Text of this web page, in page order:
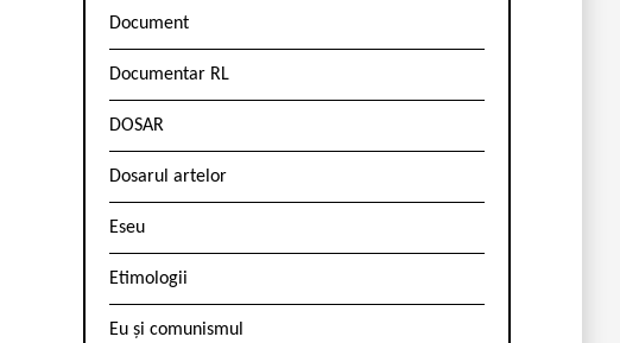
Document
Documentar RL
DOSAR
Dosarul artelor
Eseu
Etimologii
Eu și comunismul